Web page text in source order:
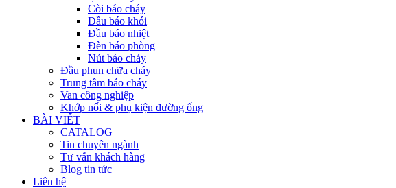
Còi báo cháy
Đầu báo khói
Đầu báo nhiệt
Đèn báo phòng
Nút báo cháy
Đầu phun chữa cháy
Trung tâm báo cháy
Van công nghiệp
Khớp nối & phụ kiện đường ống
BÀI VIẾT
CATALOG
Tin chuyên ngành
Tư vấn khách hàng
Blog tin tức
Liên hệ